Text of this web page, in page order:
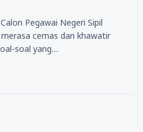
Pegawai Negeri Sipil
cemas dan khawatir
soal yang…